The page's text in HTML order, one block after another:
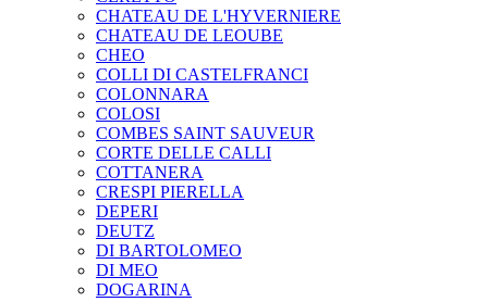
CHATEAU DE L'HYVERNIERE
CHATEAU DE LEOUBE
CHEO
COLLI DI CASTELFRANCI
COLONNARA
COLOSI
COMBES SAINT SAUVEUR
CORTE DELLE CALLI
COTTANERA
CRESPI PIERELLA
DEPERI
DEUTZ
DI BARTOLOMEO
DI MEO
DOGARINA